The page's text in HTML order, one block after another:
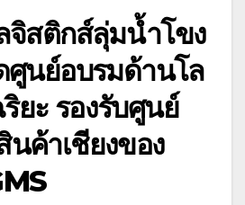
จิสติกส์ลุ่มน้ำโขง
ศูนย์อบรมด้านโล
ยะ รองรับศูนย์
นค้าเชียงของ